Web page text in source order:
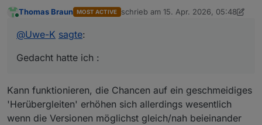
@Uwe-K sagte:
Ich hatte gedacht ich könnte mir evtl das
Upgrade auf dem PI sparen.
Ich meinte nur das OS Upgrade von Bookworm ->
Gedacht hatte ich :
Altsystem PI auf bookworm belassen.
alle Komponenten IOB, Adapter, Zigbee, Debmatic
etc auf neuesten Stand bringen
neues System ( Mini Pc ? ) mit Proxomox
aufsetzen
Thomas Braun MOST ACTIVE schrieb am 15. Apr. 2026, 05:48
zuletzt editiert von Thomas Braun
@Uwe-K sagte:
Gedacht hatte ich :
Kann funktionieren, die Chancen auf ein geschmeidiges
'Herübergleiten' erhöhen sich allerdings wesentlich
wenn die Versionen möglichst gleich/nah beieinander